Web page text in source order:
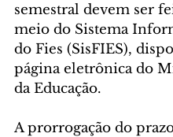
semestral devem ser
meio do Sistema
do Fies (SisFIES),
página eletrônica do
da Educação.
A prorrogação do